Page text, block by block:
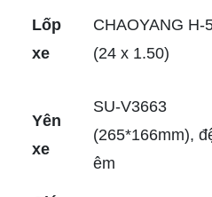
Lốp
xe
CHAOYANG H-
(24 x 1.50)
Yên
xe
SU-V3663
(265*166mm),
êm